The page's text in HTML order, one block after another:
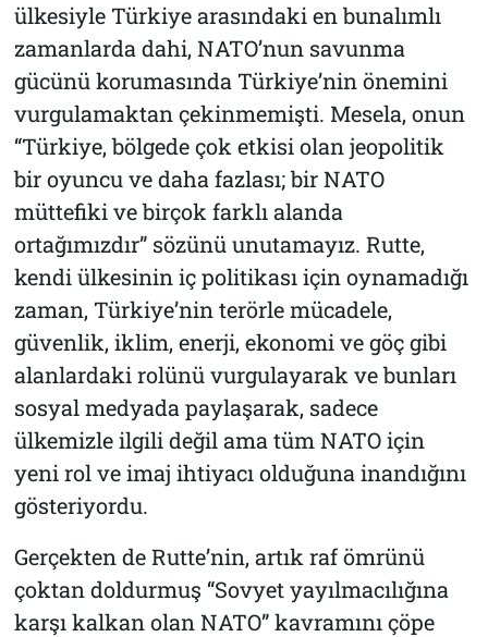
ülkesiyle Türkiye arasındaki en bunalımlı
zamanlarda dahi, NATO’nun savunma
gücünü korumasında Türkiye’nin önemini
vurgulamaktan çekinmemişti. Mesela, onun
“Türkiye, bölgede çok etkisi olan jeopolitik
bir oyuncu ve daha fazlası; bir NATO
müttefiki ve birçok farklı alanda
ortağımızdır” sözünü unutamayız. Rutte,
kendi ülkesinin iç politikası için oynamadığı
zaman, Türkiye’nin terörle mücadele,
güvenlik, iklim, enerji, ekonomi ve göç gibi
alanlardaki rolünü vurgulayarak ve bunları
sosyal medyada paylaşarak, sadece
ülkemizle ilgili değil ama tüm NATO için
yeni rol ve imaj ihtiyacı olduğuna inandığını
gösteriyordu.
Gerçekten de Rutte’nin, artık raf ömrünü
çoktan doldurmuş “Sovyet yayılmacılığına
karşı kalkan olan NATO” kavramını çöpe